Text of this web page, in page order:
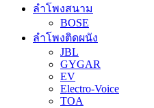
ลำโพงสนาม
BOSE
ลำโพงติดผนัง
JBL
GYGAR
EV
Electro-Voice
TOA